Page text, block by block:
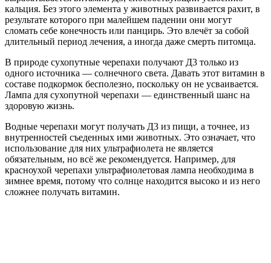
кальция. Без этого элемента у животных развивается рахит, в
результате которого при малейшем падении они могут
сломать себе конечность или панцирь. Это влечёт за собой
длительный период лечения, а иногда даже смерть питомца.
В природе сухопутные черепахи получают Д3 только из
одного источника — солнечного света. Давать этот витамин в
составе подкормок бесполезно, поскольку он не усваивается.
Лампа для сухопутной черепахи — единственный шанс на
здоровую жизнь.
Водные черепахи могут получать Д3 из пищи, а точнее, из
внутренностей съеденных ими животных. Это означает, что
использование для них ультрафиолета не является
обязательным, но всё же рекомендуется. Например, для
красноухой черепахи ультрафиолетовая лампа необходима в
зимнее время, потому что солнце находится высоко и из него
сложнее получать витамин.